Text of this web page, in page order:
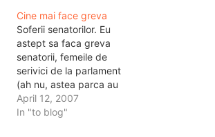
Daca schimbam un
ministru sau doi, o culoare
politica sau un partid nu
rezolvam nimic. Din
contra, toti…
Cine mai face greva
Soferii senatorilor. Eu
astept sa faca greva
senatorii, femeile de
serivici de la parlament
(ah nu, astea parca au
facut deja), cersetorii de
sunt pe strada ... si
April 12, 2007
In "to blog"